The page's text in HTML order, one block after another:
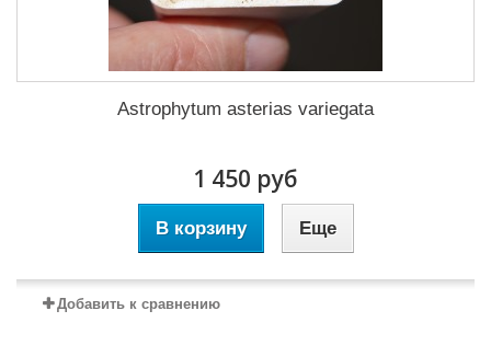
Astrophytum asterias variegata
1 450 руб
В корзину Еще
Добавить к сравнению